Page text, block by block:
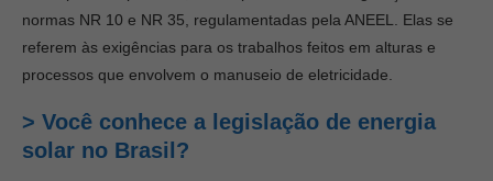
normas NR 10 e NR 35, regulamentadas pela ANEEL. Elas se
referem às exigências para os trabalhos feitos em alturas e
processos que envolvem o manuseio de eletricidade.
> Você conhece a legislação de energia
solar no Brasil?